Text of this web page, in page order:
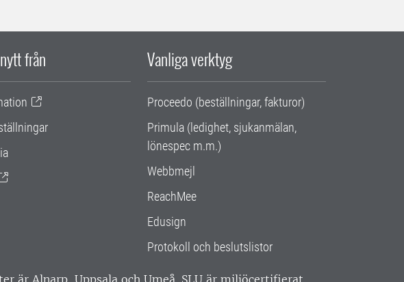
från Vanliga verktyg
Proceedo (beställningar, fakturor)
Primula (ledighet, sjukanmälan,
lönespec m.m.)
Webbmejl
ReachMee
Edusign
Protokoll och beslutslistor